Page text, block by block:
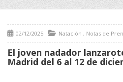
02/12/2025 Natación , Notas de
El joven nadador
Madrid del 6 al 12 de